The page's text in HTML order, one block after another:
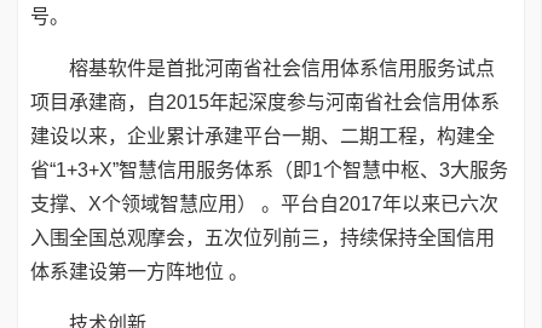
号。
榕基软件是首批河南省社会信用体系信用服务试点
项目承建商，自2015年起深度参与河南省社会信用体系
建设以来，企业累计承建平台一期、二期工程，构建全
省“1+3+X”智慧信用服务体系（即1个智慧中枢、3大服务
支撑、X个领域智慧应用） 。平台自2017年以来已六次
入围全国总观摩会，五次位列前三，持续保持全国信用
体系建设第一方阵地位 。
技术创新